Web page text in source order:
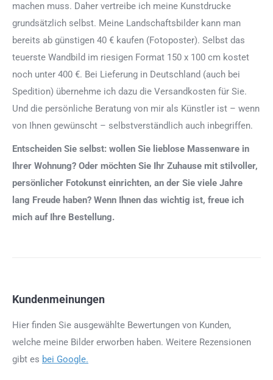
machen muss. Daher vertreibe ich meine Kunstdrucke
grundsätzlich selbst. Meine Landschaftsbilder kann man
bereits ab günstigen 40 € kaufen (Fotoposter). Selbst das
teuerste Wandbild im riesigen Format 150 x 100 cm kostet
noch unter 400 €. Bei Lieferung in Deutschland (auch bei
Spedition) übernehme ich dazu die Versandkosten für Sie.
Und die persönliche Beratung von mir als Künstler ist – wenn
von Ihnen gewünscht – selbstverständlich auch inbegriffen.
Entscheiden Sie selbst: wollen Sie lieblose Massenware in
Ihrer Wohnung? Oder möchten Sie Ihr Zuhause mit stilvoller,
persönlicher Fotokunst einrichten, an der Sie viele Jahre
lang Freude haben? Wenn Ihnen das wichtig ist, freue ich
mich auf Ihre Bestellung.
Kundenmeinungen
Hier finden Sie ausgewählte Bewertungen von Kunden,
welche meine Bilder erworben haben. Weitere Rezensionen
gibt es bei Google.